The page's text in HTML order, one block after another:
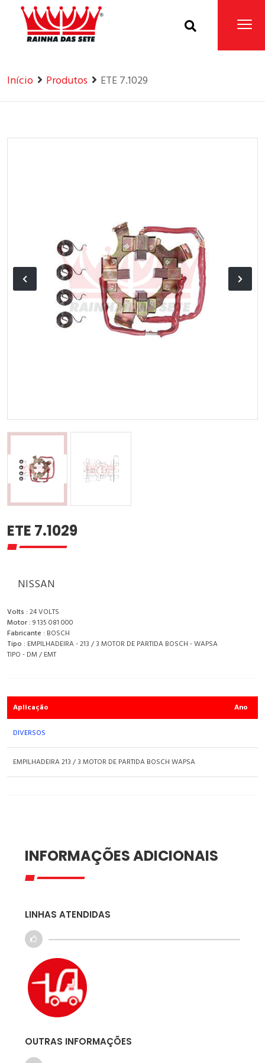
Home Produtos
Início Produtos ETE 7.1029
ETE 7.1029
NISSAN
Volts : 24 VOLTS
Motor : 9 135 081 000
Fabricante : BOSCH
Tipo : EMPILHADEIRA - 213 / 3 MOTOR DE PARTIDA BOSCH - WAPSA
TIPO - DM / EMT
Aplicação Ano
DIVERSOS
EMPILHADEIRA 213 / 3 MOTOR DE PARTIDA BOSCH WAPSA
INFORMAÇÕES ADICIONAIS
LINHAS ATENDIDAS
OUTRAS INFORMAÇÕES